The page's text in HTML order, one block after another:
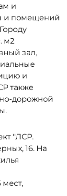
и
и помещений
м2
зал,
и
также
дорожной
"ЛСР.
16. На